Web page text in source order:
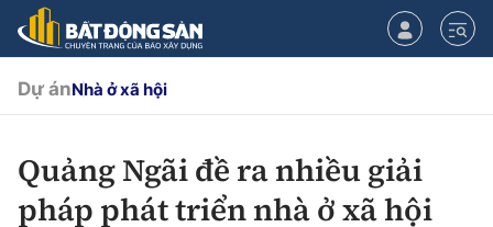
CHUYÊN MỤC
Dự ánNhà ở xã hội
Quảng Ngãi đề ra nhiều giải
pháp phát triển nhà ở xã hội